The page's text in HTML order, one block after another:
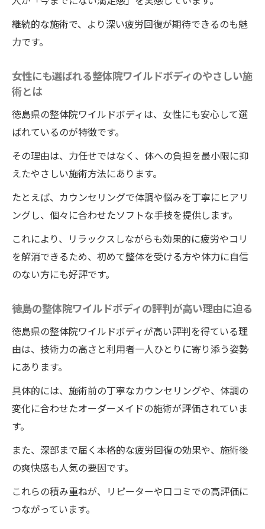
継続的な施術で、より深い疲労回復が期待できるのも魅
力です。
女性にも選ばれる整体院ワイルドボディのやさしい施
術とは
徳島県の整体院ワイルドボディは、女性にも安心して選
ばれているのが特徴です。
その理由は、力任せではなく、体への負担を最小限に抑
えたやさしい施術方法にあります。
たとえば、カウンセリングで体調や悩みを丁寧にヒアリ
ングし、個々に合わせたソフトな手技を提供します。
これにより、リラックスしながらも効果的に疲労やコリ
を解消できるため、初めて整体を受ける方や体力に自信
のない方にも好評です。
徳島の整体院ワイルドボディの評判が高い理由に迫る
徳島県の整体院ワイルドボディが高い評判を得ている理
由は、技術力の高さと利用者一人ひとりに寄り添う姿勢
にあります。
具体的には、施術前の丁寧なカウンセリングや、体調の
変化に合わせたオーダーメイドの施術が評価されていま
す。
また、深部まで届く本格的な疲労回復の効果や、施術後
の爽快感も人気の要因です。
これらの積み重ねが、リピーターや口コミでの高評価に
つながっています。